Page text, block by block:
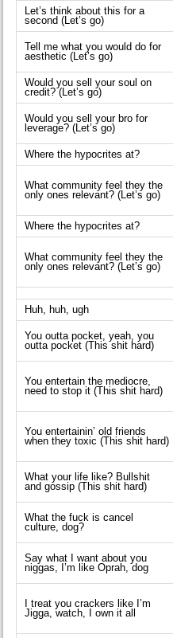
Let’s think about this for a
second (Let’s go)
Tell me what you would do for
aesthetic (Let’s go)
Would you sell your soul on
credit? (Let’s go)
Would you sell your bro for
leverage? (Let’s go)
Where the hypocrites at?
What community feel they the
only ones relevant? (Let’s go)
Where the hypocrites at?
What community feel they the
only ones relevant? (Let’s go)
Huh, huh, ugh
You outta pocket, yeah, you
outta pocket (This shit hard)
You entertain the mediocre,
need to stop it (This shit hard)
You entertainin’ old friends
when they toxic (This shit hard)
What your life like? Bullshit
and gossip (This shit hard)
What the fuck is cancel
culture, dog?
Say what I want about you
niggas, I’m like Oprah, dog
I treat you crackers like I’m
Jigga, watch, I own it all